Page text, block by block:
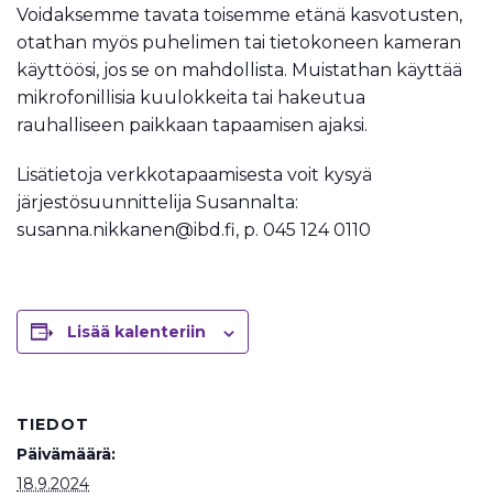
Voidaksemme tavata toisemme etänä kasvotusten,
otathan myös puhelimen tai tietokoneen kameran
käyttöösi, jos se on mahdollista. Muistathan käyttää
mikrofonillisia kuulokkeita tai hakeutua
rauhalliseen paikkaan tapaamisen ajaksi.
Lisätietoja verkkotapaamisesta voit kysyä
järjestösuunnittelija Susannalta:
susanna.nikkanen@ibd.fi, p. 045 124 0110
Lisää kalenteriin
TIEDOT
Päivämäärä:
18.9.2024